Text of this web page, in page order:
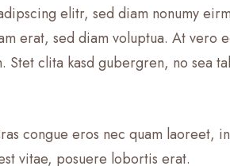
elitr, sed diam nonumy
erat, sed diam voluptua. At vero
Stet clita kasd gubergren, no sea
congue eros nec quam laoreet,
vitae, posuere lobortis erat.